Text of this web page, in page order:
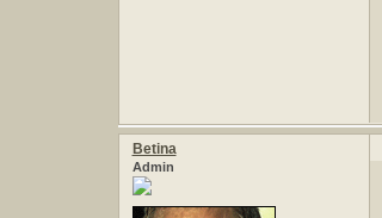
Betina
Admin